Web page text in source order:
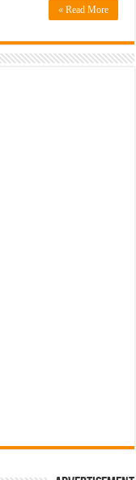
Read More »